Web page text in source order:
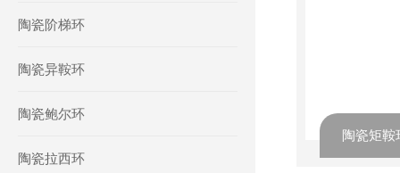
陶瓷阶梯环
陶瓷异鞍环
陶瓷鲍尔环
陶瓷拉西环